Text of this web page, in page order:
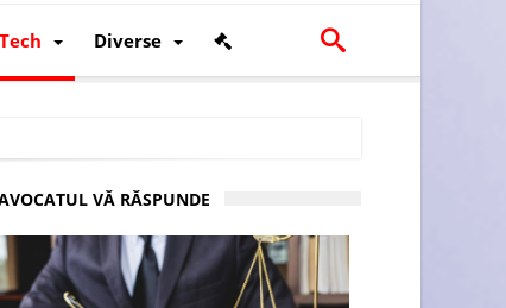
Tech Diverse
VĂ RĂSPUNDE